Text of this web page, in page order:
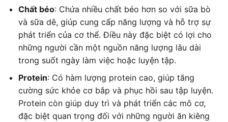
Chất béo: Chứa nhiều chất béo hơn so với sữa bò
và sữa dê, giúp cung cấp năng lượng và hỗ trợ sự
phát triển của cơ thể. Điều này đặc biệt có lợi cho
những người cần một nguồn năng lượng lâu dài
trong suốt ngày làm việc hoặc luyện tập.
Protein: Có hàm lượng protein cao, giúp tăng
cường sức khỏe cơ bắp và phục hồi sau tập luyện.
Protein còn giúp duy trì và phát triển các mô cơ,
đặc biệt quan trọng đối với những người ăn kiêng